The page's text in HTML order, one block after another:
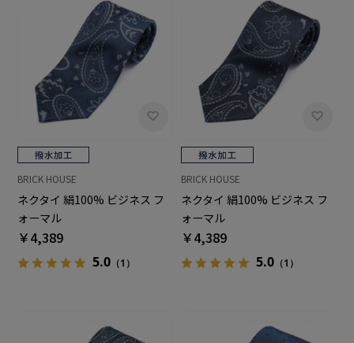
BRICK HOUSE
ネクタイ 絹100% ビジネス フ
ォーマル
￥4,389
5.0（1）
BRICK HOUSE
ネクタイ 絹100% ビジネス フ
ォーマル
￥4,389
5.0 （1）